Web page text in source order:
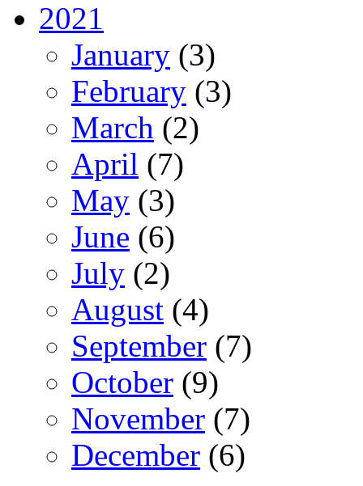
2021
January (3)
February (3)
March (2)
April (7)
May (3)
June (6)
July (2)
August (4)
September (7)
October (9)
November (7)
December (6)